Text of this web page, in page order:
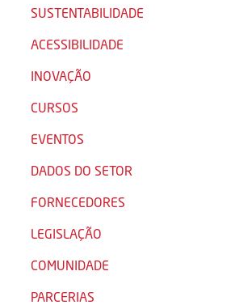
SUSTENTABILIDADE
ACESSIBILIDADE
INOVAÇÃO
CURSOS
EVENTOS
DADOS DO SETOR
FORNECEDORES
LEGISLAÇÃO
COMUNIDADE
PARCERIAS